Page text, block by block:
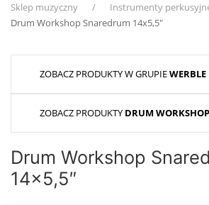
Sklep muzyczny Instrumenty
Drum Workshop Snaredrum 14x5,5″
ZOBACZ PRODUKTY W GRUPIEWERBLE
ZOBACZ PRODUKTY DRUM WORKSHOP
Drum Workshop
14x5,5″